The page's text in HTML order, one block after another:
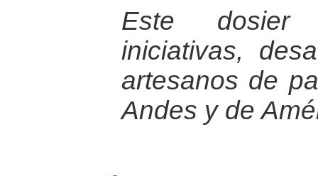
Este dosier
iniciativas,
artesanos de
Andes y de